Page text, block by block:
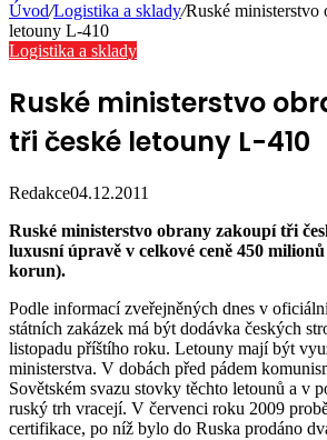
Úvod/Logistika a sklady/Ruské ministerstvo
letouny L-410
Logistika a sklady
Ruské ministerstvo
tři české letouny L-410
Redakce04.12.2011
Ruské ministerstvo obrany zakoupí tři
luxusní úpravě v celkové ceně 450
korun).
Podle informací zveřejněných dnes v
státních zakázek má být dodávka českých
listopadu příštího roku. Letouny mají být
ministerstva. V dobách před pádem
Sovětském svazu stovky těchto letounů a v
ruský trh vracejí. V červenci roku 2009
certifikace, po níž bylo do Ruska prodáno